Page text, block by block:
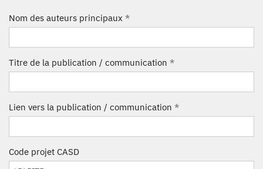
Nom des auteurs principaux *
Titre de la publication / communication *
Lien vers la publication / communication *
Code projet CASD